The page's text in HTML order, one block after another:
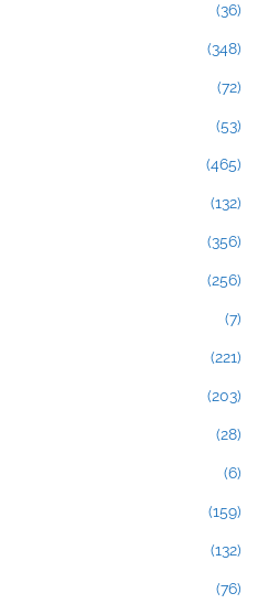
(36)
(348)
(72)
(53)
(465)
(132)
(356)
(256)
(7)
(221)
(203)
(28)
(6)
(159)
(132)
(76)